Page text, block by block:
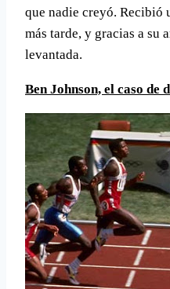
que nadie creyó. Recibió
más tarde, y gracias a su
levantada.
Ben Johnson, el caso de